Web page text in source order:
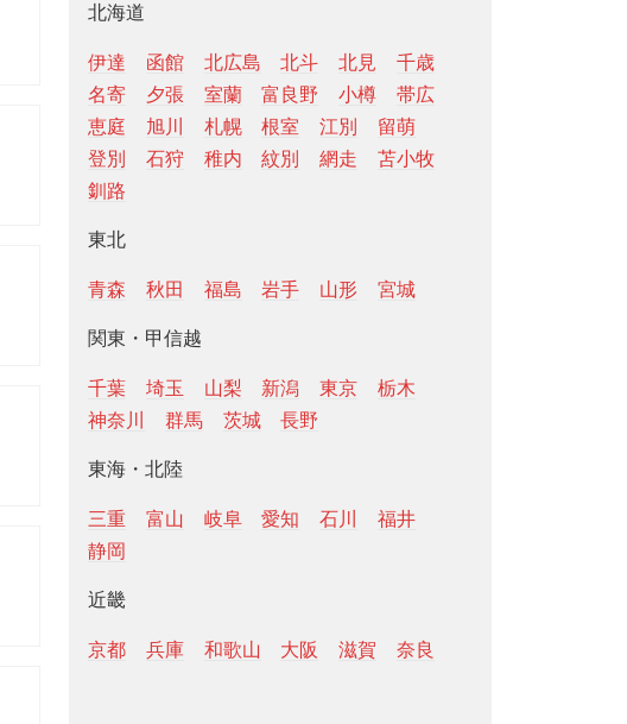
北海道
伊達 函館 北広島 北斗 北見
千歳
名寄
夕張 室蘭 富良野 小樽
帯広
恵庭
旭川 札幌 根室 江別
留萌
登別
石狩 稚内 紋別 網走
苫小牧
釧路
東北
青森 秋田 福島 岩手 山形 宮城
関東・甲信越
千葉 埼玉 山梨 新潟 東京
栃木
神奈川
群馬 茨城 長野
東海・北陸
三重 富山 岐阜 愛知 石川
福井
静岡
近畿
京都 兵庫 和歌山 大阪 滋賀 奈良